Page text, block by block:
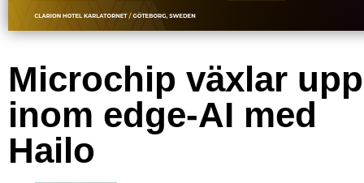
Microchip växlar upp
inom edge-AI med
Hailo